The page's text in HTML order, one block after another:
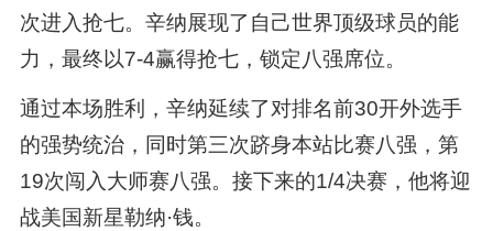
次进入抢七。辛纳展现了自己世界顶级球员的能
力，最终以7-4赢得抢七，锁定八强席位。
通过本场胜利，辛纳延续了对排名前30开外选手
的强势统治，同时第三次跻身本站比赛八强，第
19次闯入大师赛八强。接下来的1/4决赛，他将迎
战美国新星勒纳·钱。